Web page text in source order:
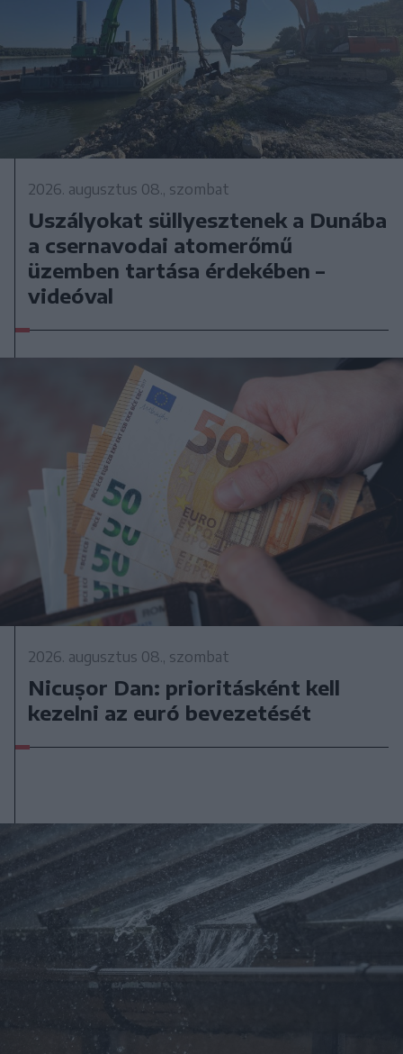
2026. augusztus 08., szombat
Uszályokat süllyesztenek a Dunába
a csernavodai atomerőmű
üzemben tartása érdekében –
videóval
2026. augusztus 08., szombat
Nicușor Dan: prioritásként kell
kezelni az euró bevezetését